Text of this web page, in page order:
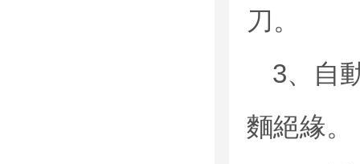
刀。
3、自
麵絕緣。